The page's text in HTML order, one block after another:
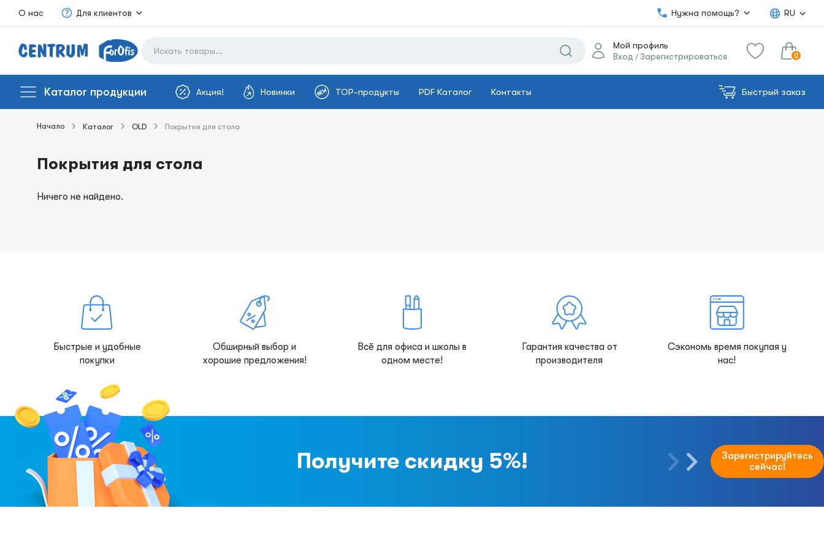
О нас Для клиентов Нужна помощь? RU
Мой профиль
Вход / Зарегистрироваться 0
Каталог продукции Акция! Новинки TOP-продукты PDF Каталог Контакты Быстрый заказ
Начало Каталог OLD Покрытия для стола
Покрытия для стола
Ничего не найдено.
Быстрые и удобные
покупки
Обширный выбор и
хорошие предложения!
Всё для офиса и школы в
одном месте!
Гарантия качества от
производителя
Сэкономь время покупая у
нас!
Получите скидку 5%!
Зарегистрируйтесь
сейчас!